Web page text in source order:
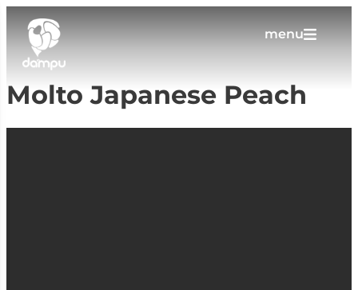
menu
Molto Japanese Peach